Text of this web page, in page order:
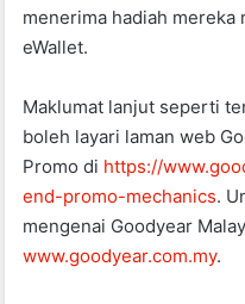
menerima hadiah mereka
eWallet.
Maklumat lanjut seperti
boleh layari laman web
Promo di https://
end-promo-mechanics.
mengenai Goodyear
www.goodyear.com.my.